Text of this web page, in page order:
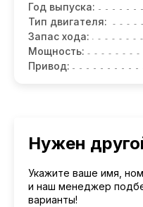
Год выпуска:
Тип двигателя:
Запас хода:
Мощность:
Привод:
Нужен
Укажите ваше имя,
и наш менеджер
варианты!